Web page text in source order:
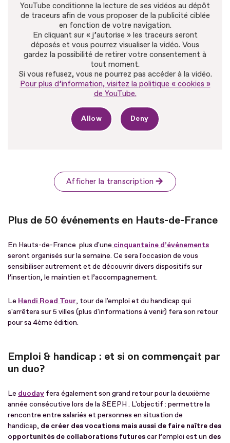
YouTube conditionne la lecture de ses vidéos au dépôt
de traceurs afin de vous proposer de la publicité ciblée
en fonction de votre navigation.
En cliquant sur « j’autorise » les traceurs seront
déposés et vous pourrez visualiser la vidéo. Vous
gardez la possibilité de retirer votre consentement à
tout moment.
Si vous refusez, vous ne pourrez pas accéder à la vidéo.
Pour plus d’information, visitez la politique « cookies »
de YouTube.
Allow Deny
Afficher la transcription
Plus de 50 événements en Hauts-de-France
En Hauts-de-France plus d'une cinquantaine d’événements
seront organisés sur la semaine. Ce sera l'occasion de vous
sensibiliser autrement et de découvrir divers dispositifs sur
l’insertion, le maintien et l’accompagnement.
Le Handi Road Tour, tour de l'emploi et du handicap qui
s'arrêtera sur 5 villes (plus d'informations à venir) fera son retour
pour sa 4ème édition.
Emploi & handicap : et si on commençait par
un duo?
Le duoday fera également son grand retour pour la deuxième
année consécutive lors de la SEEPH . L'objectif : permettre la
rencontre entre salariés et personnes en situation de
handicap, de créer des vocations mais aussi de faire naître des
opportunités de collaborations futurescar l’emploi est un des